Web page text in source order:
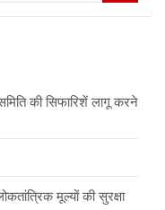
की सिफारिशें लागू करने
मूल्यों की सुरक्षा